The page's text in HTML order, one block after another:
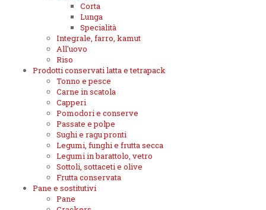
Corta
Lunga
Specialità
Integrale, farro, kamut
All'uovo
Riso
Prodotti conservati latta e tetrapack
Tonno e pesce
Carne in scatola
Capperi
Pomodori e conserve
Passate e polpe
Sughi e ragu pronti
Legumi, funghi e frutta secca
Legumi in barattolo, vetro
Sottoli, sottaceti e olive
Frutta conservata
Pane e sostitutivi
Pane